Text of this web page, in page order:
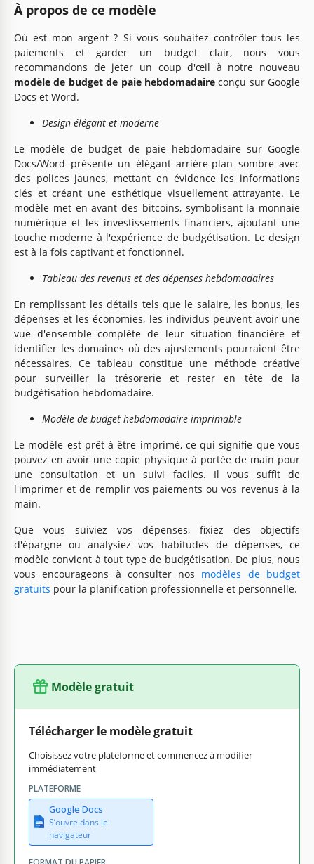
À propos de ce modèle
Où est mon argent ? Si vous souhaitez contrôler tous les
paiements et garder un budget clair, nous vous
recommandons de jeter un coup d'œil à notre nouveau
modèle de budget de paie hebdomadaireconçu sur Google
Docs et Word.
Design élégant et moderne
Le modèle de budget de paie hebdomadaire sur Google
Docs/Word présente un élégant arrière-plan sombre avec
des polices jaunes, mettant en évidence les informations
clés et créant une esthétique visuellement attrayante. Le
modèle met en avant des bitcoins, symbolisant la monnaie
numérique et les investissements financiers, ajoutant une
touche moderne à l'expérience de budgétisation. Le design
est à la fois captivant et fonctionnel.
Tableau des revenus et des dépenses hebdomadaires
En remplissant les détails tels que le salaire, les bonus, les
dépenses et les économies, les individus peuvent avoir une
vue d'ensemble complète de leur situation financière et
identifier les domaines où des ajustements pourraient être
nécessaires. Ce tableau constitue une méthode créative
pour surveiller la trésorerie et rester en tête de la
budgétisation hebdomadaire.
Modèle de budget hebdomadaire imprimable
Le modèle est prêt à être imprimé, ce qui signifie que vous
pouvez en avoir une copie physique à portée de main pour
une consultation et un suivi faciles. Il vous suffit de
l'imprimer et de remplir vos paiements ou vos revenus à la
main.
Que vous suiviez vos dépenses, fixiez des objectifs
d'épargne ou analysiez vos habitudes de dépenses, ce
modèle convient à tout type de budgétisation. De plus, nous
vous encourageons à consulter nos modèles de budget
gratuits pour la planification professionnelle et personnelle.
Modèle gratuit
Télécharger le modèle gratuit
Choisissez votre plateforme et commencez à modifier
immédiatement
PLATEFORME
Google Docs
S’ouvre dans le
navigateur